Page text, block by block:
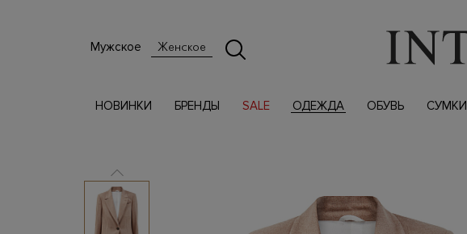
Мужское Женское
НОВИНКИ БРЕНДЫ SALE ОДЕЖДА ОБУВЬ СУМКИ